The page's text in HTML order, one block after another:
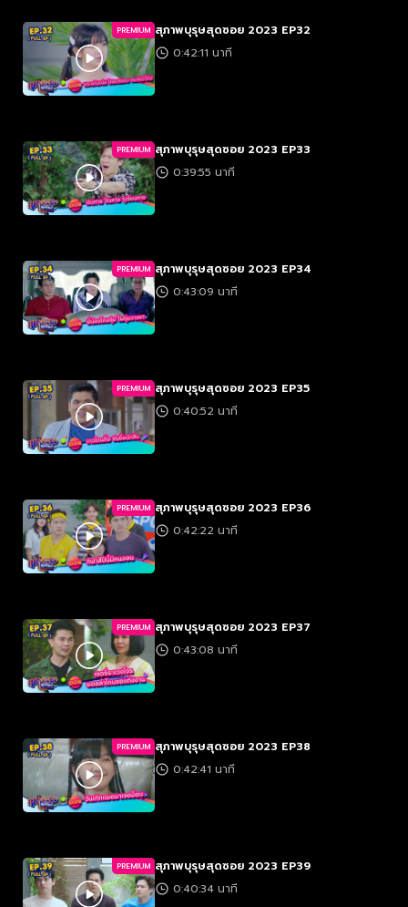
PREMIUM สุภาพบุรุษสุดซอย 2023 EP32
0:42:11 นาที
PREMIUM สุภาพบุรุษสุดซอย 2023 EP33
0:39:55 นาที
PREMIUM สุภาพบุรุษสุดซอย 2023 EP34
0:43:09 นาที
PREMIUM สุภาพบุรุษสุดซอย 2023 EP35
0:40:52 นาที
PREMIUM สุภาพบุรุษสุดซอย 2023 EP36
0:42:22 นาที
PREMIUM สุภาพบุรุษสุดซอย 2023 EP37
0:43:08 นาที
PREMIUM สุภาพบุรุษสุดซอย 2023 EP38
0:42:41 นาที
PREMIUM สุภาพบุรุษสุดซอย 2023 EP39
0:40:34 นาที